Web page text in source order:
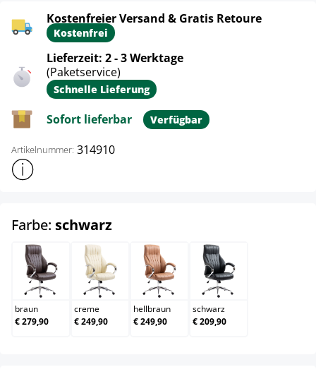
Kostenfreier Versand & Gratis Retoure
Kostenfrei
Lieferzeit: 2 - 3 Werktage
(Paketservice)
Schnelle Lieferung
Sofort lieferbar Verfügbar
Artikelnummer: 314910
Weitere Produktinformationen anzeigen
Farbe: schwarzauswählen
braun
braun
€ 279,90
creme
creme
€ 249,90
hellbraun
hellbraun
€ 249,90
schwarz
schwarz
€ 209,90